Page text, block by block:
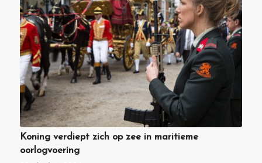
Koning verdiept zich op zee in maritieme
oorlogvoering